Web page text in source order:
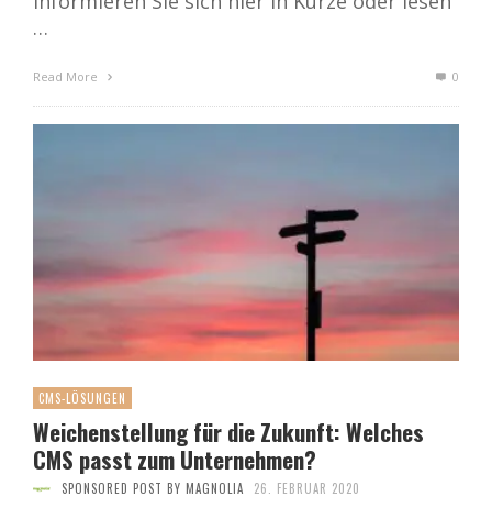
…
Read More 0
CMS-LÖSUNGEN
Weichenstellung für die Zukunft: Welches
CMS passt zum Unternehmen?
SPONSORED POST BY MAGNOLIA 26. FEBRUAR 2020